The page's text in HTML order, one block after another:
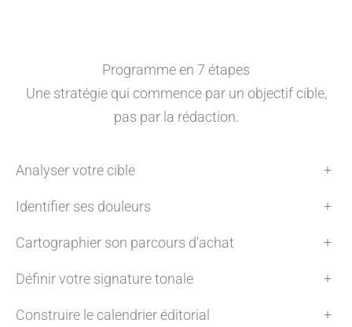
Programme en 7 étapes
Une stratégie qui commence par un objectif cible,
pas par la rédaction.
Analyser votre cible +
Identifier ses douleurs +
Cartographier son parcours d’achat +
Définir votre signature tonale +
Construire le calendrier éditorial +